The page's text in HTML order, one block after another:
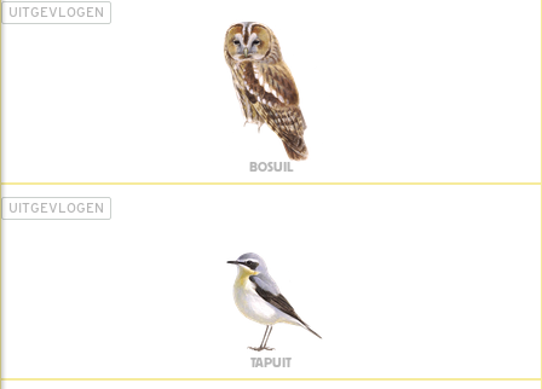
UITGEVLOGEN
BOSUIL
UITGEVLOGEN
TAPUIT